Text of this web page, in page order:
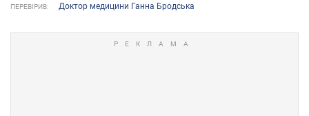
ПЕРЕВІРИВ: Доктор медицини Ганна Бродська